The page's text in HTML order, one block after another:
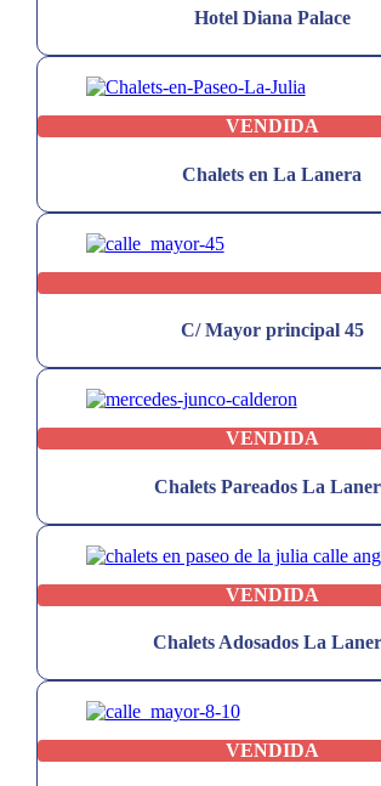
Hotel Diana Palace
VENDIDA
Chalets en La Lanera
C/ Mayor principal 45
VENDIDA
Chalets Pareados La
VENDIDA
Chalets Adosados La
VENDIDA